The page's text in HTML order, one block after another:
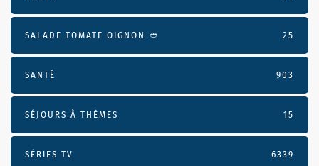
SALADE TOMATE OIGNON 🥙 25
SANTÉ 903
SÉJOURS À THÈMES 15
SÉRIES TV 6339